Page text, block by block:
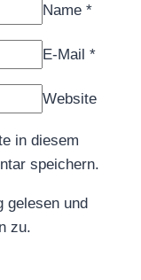
Name *
E-Mail *
Website
in diesem
speichern.
gelesen und
zu.